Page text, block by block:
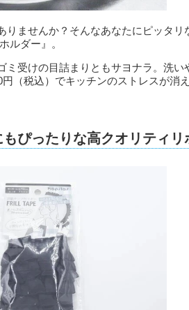
ませんか？そんなあなたにピッタリ
ルダー』。
ミ受けの目詰まりともサヨナラ。洗い
（税込）でキッチンのストレスが消
ぴったりな高クオリティリ